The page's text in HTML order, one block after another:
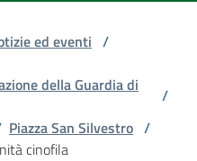
ed eventi /
della Guardia di
/
Piazza San Silvestro /
cinofila